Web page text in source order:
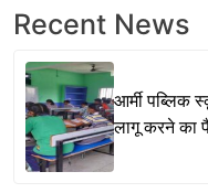
Recent News
आर्मी पब्लिक
लागू करने का